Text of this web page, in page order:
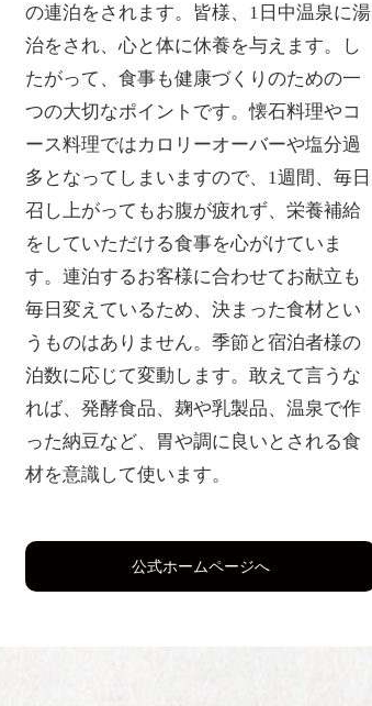
の連泊をされます。皆様、1日中温泉に湯
治をされ、心と体に休養を与えます。し
たがって、食事も健康づくりのための一
つの大切なポイントです。懐石料理やコ
ース料理ではカロリーオーバーや塩分過
多となってしまいますので、1週間、毎日
召し上がってもお腹が疲れず、栄養補給
をしていただける食事を心がけていま
す。連泊するお客様に合わせてお献立も
毎日変えているため、決まった食材とい
うものはありません。季節と宿泊者様の
泊数に応じて変動します。敢えて言うな
れば、発酵食品、麹や乳製品、温泉で作
った納豆など、胃や調に良いとされる食
材を意識して使います。
公式ホームページへ